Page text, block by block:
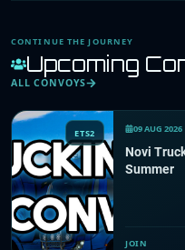
CONTINUE THE JOURNEY
Upcoming
ALL CONVOYS
ETS2 09 AUG 2026
Novi
Summer
JOIN